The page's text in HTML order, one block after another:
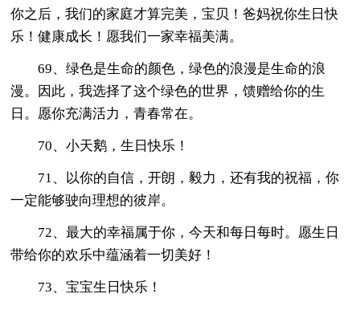
你之后，我们的家庭才算完美，宝贝！爸妈祝你生日快
乐！健康成长！愿我们一家幸福美满。
69、绿色是生命的颜色，绿色的浪漫是生命的浪
漫。因此，我选择了这个绿色的世界，馈赠给你的生
日。愿你充满活力，青春常在。
70、小天鹅，生日快乐！
71、以你的自信，开朗，毅力，还有我的祝福，你
一定能够驶向理想的彼岸。
72、最大的幸福属于你，今天和每日每时。愿生日
带给你的欢乐中蕴涵着一切美好！
73、宝宝生日快乐！